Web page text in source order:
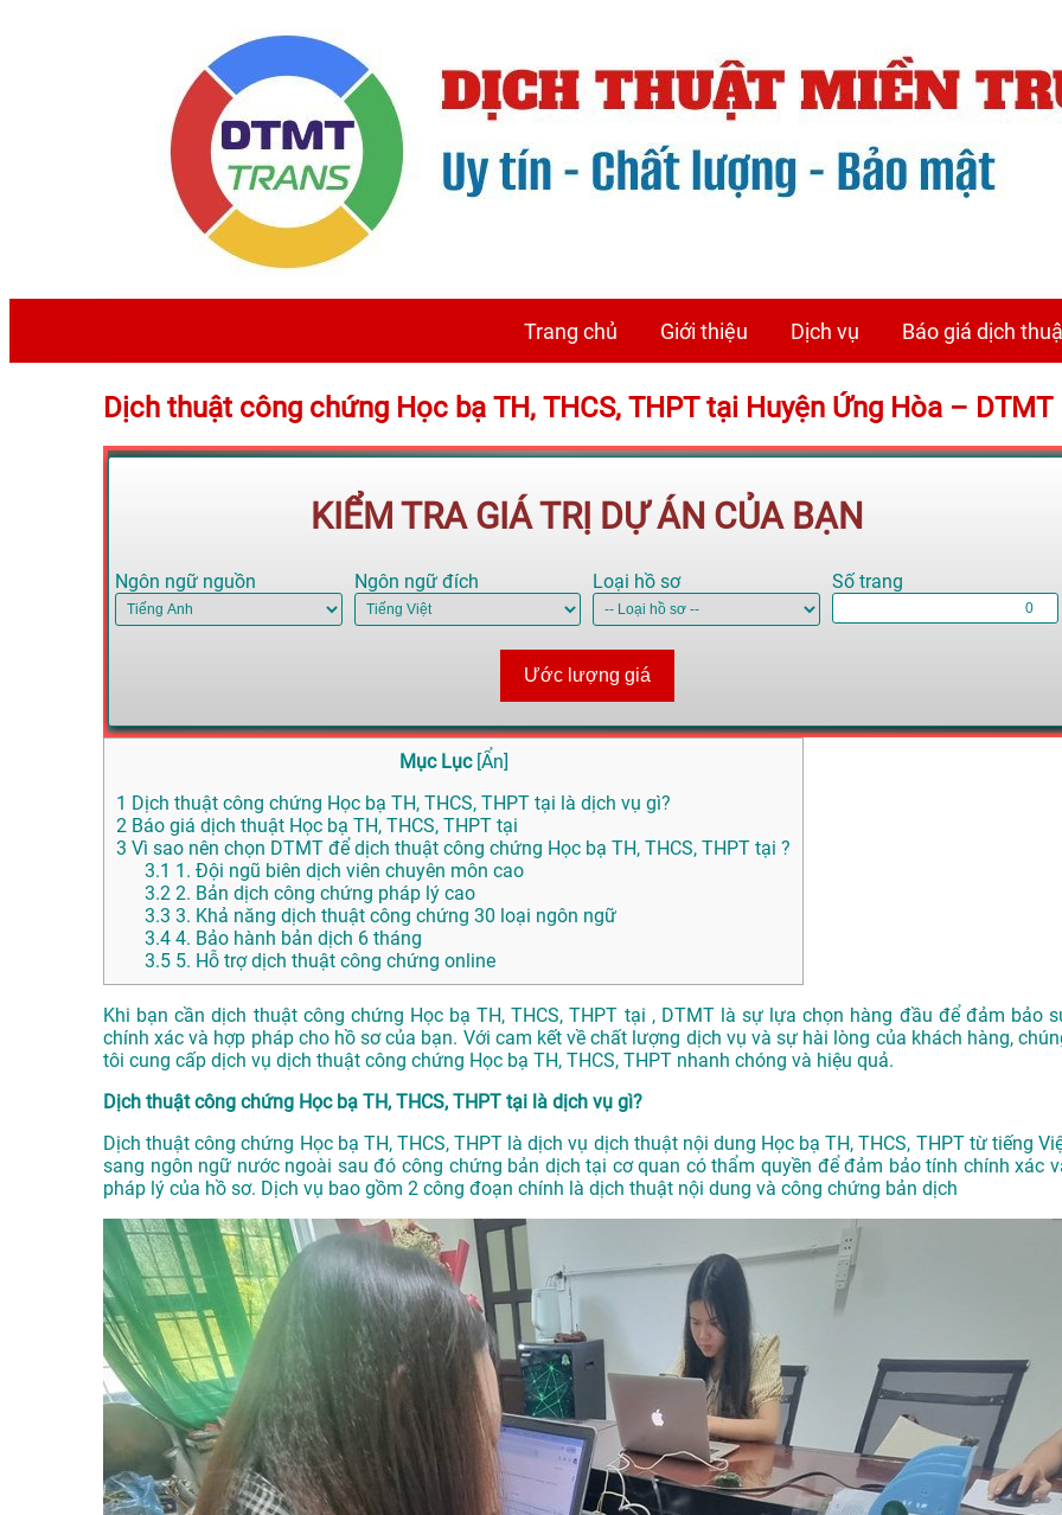
Trang chủ Giới thiệu Dịch vụ Báo giá dịch
Dịch thuật công chứng Học bạ TH, THCS, THPT tại Huyện Ứng Hòa – DTMT
KIỂM TRA GIÁ TRỊ DỰ ÁN CỦA BẠN
Ngôn ngữ nguồn Ngôn ngữ đích Loại hồ sơ Số trang
Ước lượng giá
Mục Lục [Ẩn]
1 Dịch thuật công chứng Học bạ TH, THCS, THPT tại là dịch vụ gì?
2 Báo giá dịch thuật Học bạ TH, THCS, THPT tại
3 Vì sao nên chọn DTMT để dịch thuật công chứng Học bạ TH, THCS, THPT tại ?
3.1 1. Đội ngũ biên dịch viên chuyên môn cao
3.2 2. Bản dịch công chứng pháp lý cao
3.3 3. Khả năng dịch thuật công chứng 30 loại ngôn ngữ
3.4 4. Bảo hành bản dịch 6 tháng
3.5 5. Hỗ trợ dịch thuật công chứng online
Khi bạn cần dịch thuật công chứng Học bạ TH, THCS, THPT tại , DTMT là sự lựa chọn hàng đầu để đảm bảo
chính xác và hợp pháp cho hồ sơ của bạn. Với cam kết về chất lượng dịch vụ và sự hài lòng của khách hàng,
tôi cung cấp dịch vụ dịch thuật công chứng Học bạ TH, THCS, THPT nhanh chóng và hiệu quả.
Dịch thuật công chứng Học bạ TH, THCS, THPT tại là dịch vụ gì?
Dịch thuật công chứng Học bạ TH, THCS, THPT là dịch vụ dịch thuật nội dung Học bạ TH, THCS, THPT từ tiếng
sang ngôn ngữ nước ngoài sau đó công chứng bản dịch tại cơ quan có thẩm quyền để đảm bảo tính chính xác
pháp lý của hồ sơ. Dịch vụ bao gồm 2 công đoạn chính là dịch thuật nội dung và công chứng bản dịch